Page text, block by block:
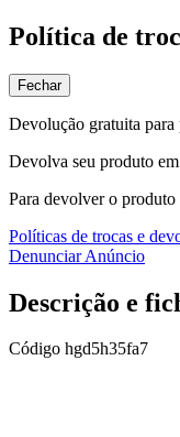
Política de
Fechar
Devolução gratuita
Devolva seu produto
Para devolver o produto
Políticas de trocas e
Denunciar Anúncio
Descrição e
Código hgd5h35fa7